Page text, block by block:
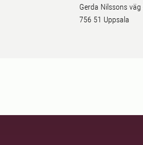
Gerda Nilssons väg
756 51 Uppsala